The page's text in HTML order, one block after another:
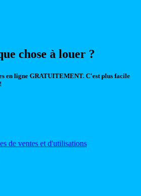
chose à louer ?
en ligne GRATUITEMENT. C'est plus facile
de ventes et d'utilisations